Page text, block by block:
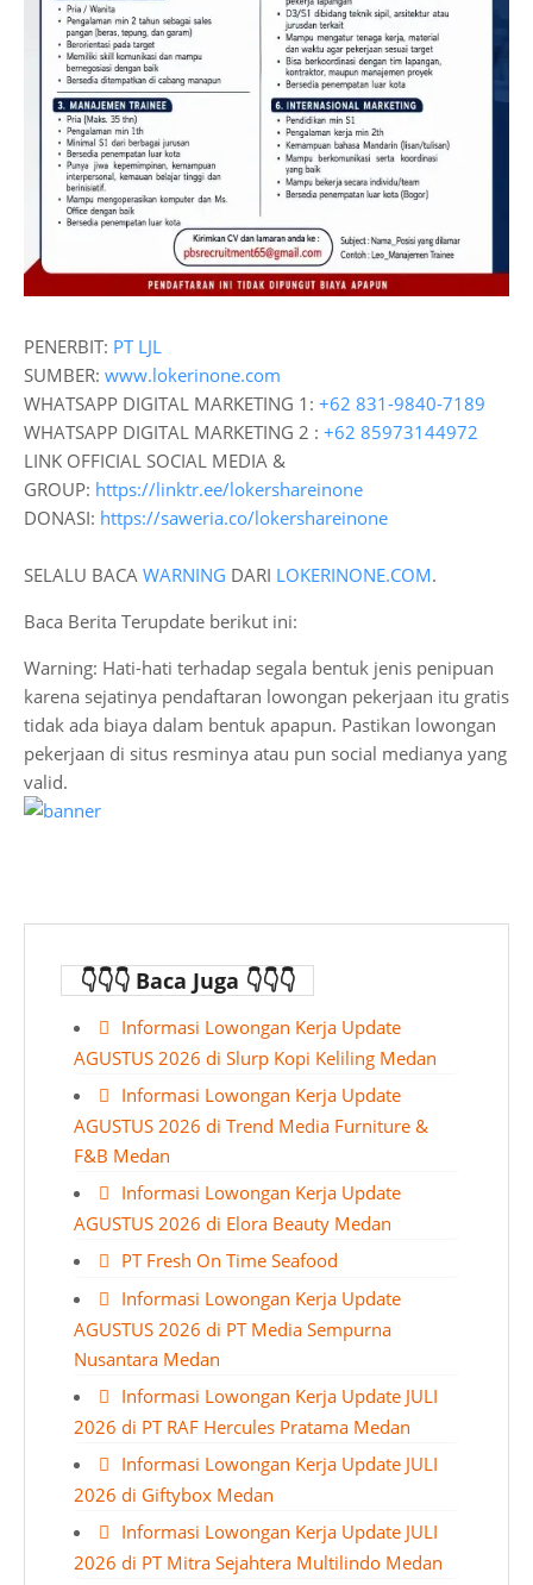
PENERBIT: PT LJL
SUMBER: www.lokerinone.com
WHATSAPP DIGITAL MARKETING 1: +62 831-9840-7189
WHATSAPP DIGITAL MARKETING 2 : +62 85973144972
LINK OFFICIAL SOCIAL MEDIA &
GROUP: https://linktr.ee/lokershareinone
DONASI: https://saweria.co/lokershareinone
SELALU BACA WARNING DARI LOKERINONE.COM.
Baca Berita Terupdate berikut ini:
Warning: Hati-hati terhadap segala bentuk jenis penipuan
karena sejatinya pendaftaran lowongan pekerjaan itu gratis
tidak ada biaya dalam bentuk apapun. Pastikan lowongan
pekerjaan di situs resminya atau pun social medianya yang
valid.
👇👇👇 Baca Juga 👇👇👇
Informasi Lowongan Kerja Update
AGUSTUS 2026 di Slurp Kopi Keliling Medan
Informasi Lowongan Kerja Update
AGUSTUS 2026 di Trend Media Furniture &
F&B Medan
Informasi Lowongan Kerja Update
AGUSTUS 2026 di Elora Beauty Medan
PT Fresh On Time Seafood
Informasi Lowongan Kerja Update
AGUSTUS 2026 di PT Media Sempurna
Nusantara Medan
Informasi Lowongan Kerja Update JULI
2026 di PT RAF Hercules Pratama Medan
Informasi Lowongan Kerja Update JULI
2026 di Giftybox Medan
Informasi Lowongan Kerja Update JULI
2026 di PT Mitra Sejahtera Multilindo Medan